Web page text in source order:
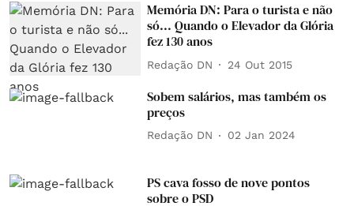
Memória DN: Para o turista e não
só... Quando o Elevador da Glória
fez 130 anos
Redação DN 24 Out 2015
Sobem salários, mas também os
preços
Redação DN 02 Jan 2024
PS cava fosso de nove pontos
sobre o PSD